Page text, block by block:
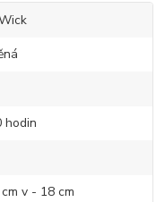
hodin
v - 18 cm